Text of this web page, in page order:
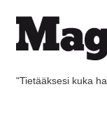
"Tietääksesi kuka